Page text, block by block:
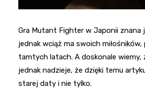
Gra Mutant Fighter w Japonii znana
jednak wciąż ma swoich
tamtych latach. A doskonale wiemy,
jednak nadzieje, że dzięki temu
starej daty i nie tylko.